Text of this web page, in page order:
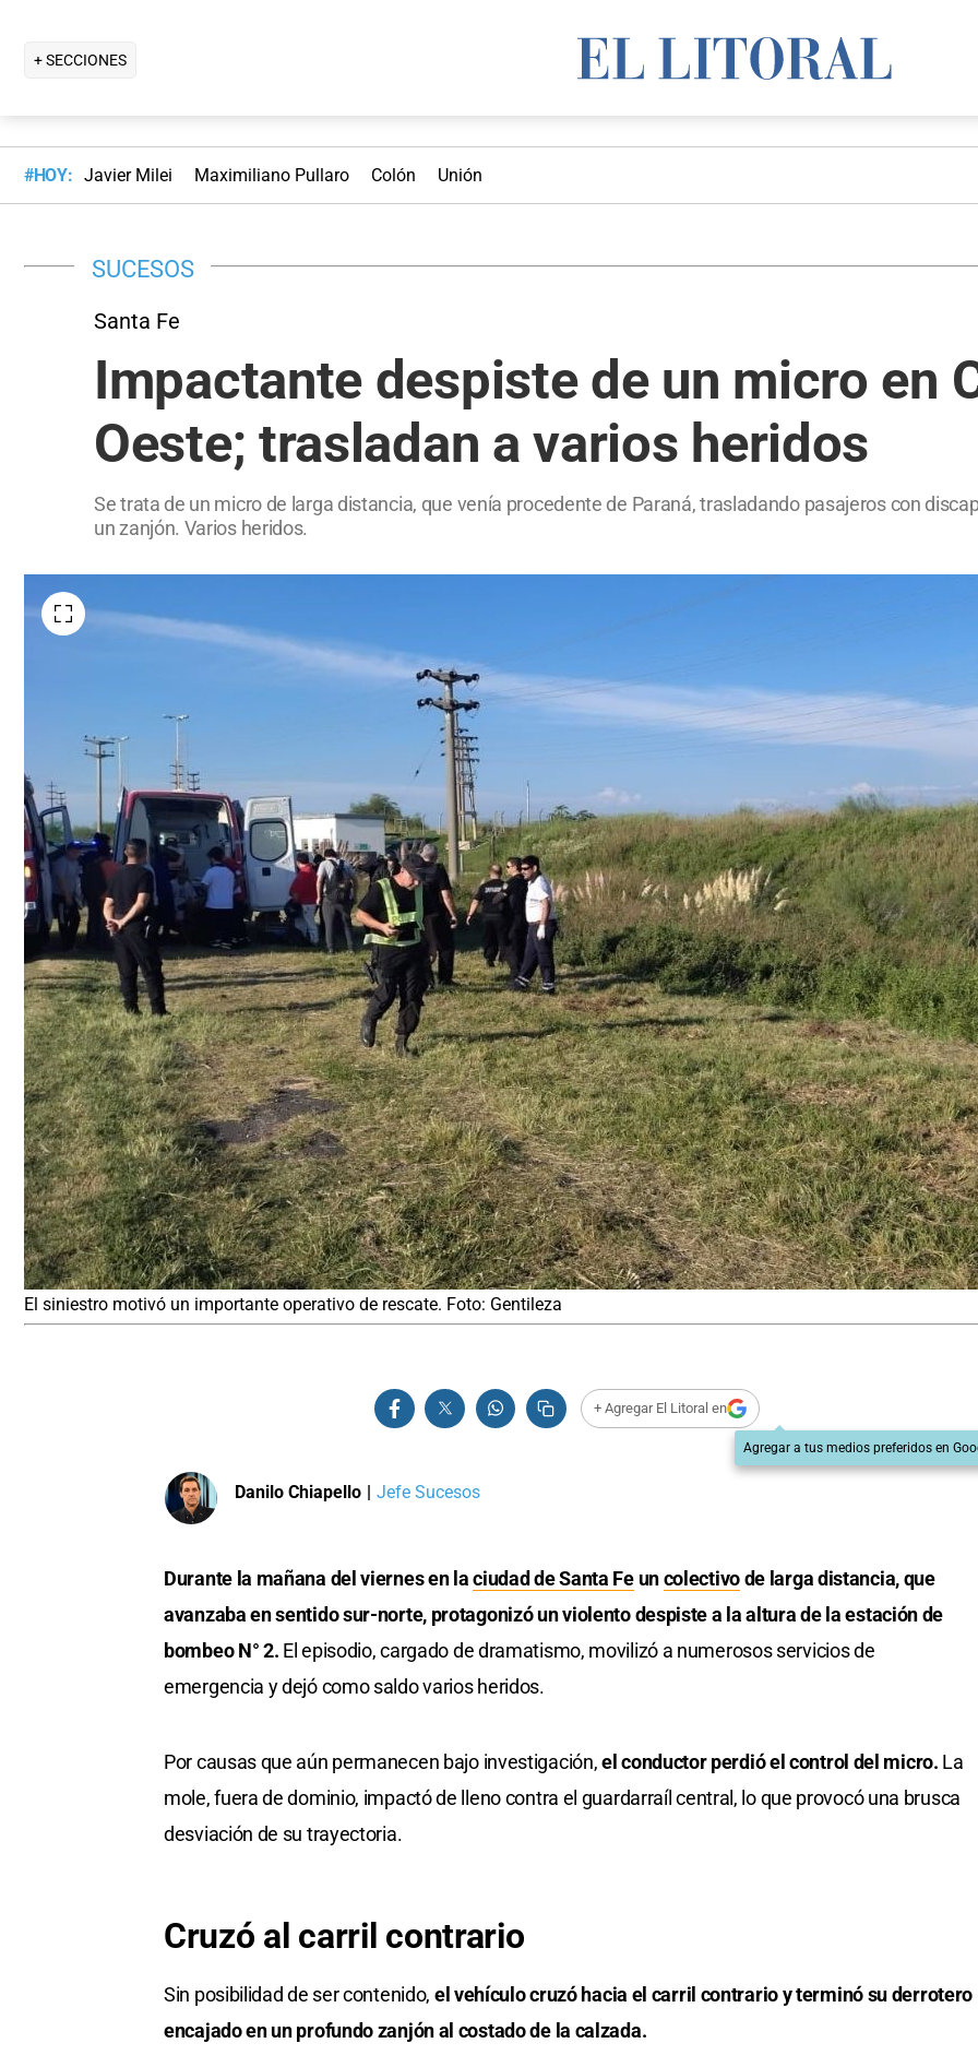
+ SECCIONES
#HOY: Javier Milei Maximiliano Pullaro Colón Unión
SUCESOS
Santa Fe
Impactante despiste de un micro en
Oeste; trasladan a varios heridos
Se trata de un micro de larga distancia, que venía procedente de Paraná, trasladando pasajeros con
un zanjón. Varios heridos.
El siniestro motivó un importante operativo de rescate. Foto: Gentileza
+ Agregar El Litoral en
Agregar a tus medios preferidos en
Danilo Chiapello | Jefe Sucesos
Durante la mañana del viernes en laciudad de Santa Feuncolectivode larga distancia, que
avanzaba en sentido sur-norte, protagonizó un violento despiste a la altura de la estación de
bombeo N° 2. El episodio, cargado de dramatismo, movilizó a numerosos servicios de
emergencia y dejó como saldo varios heridos.
Por causas que aún permanecen bajo investigación,el conductor perdió el control del micro. La
mole, fuera de dominio, impactó de lleno contra el guardarraíl central, lo que provocó una brusca
desviación de su trayectoria.
Cruzó al carril contrario
Sin posibilidad de ser contenido, el vehículo cruzó hacia el carril contrario y terminó su derrotero
encajado en un profundo zanjón al costado de la calzada.